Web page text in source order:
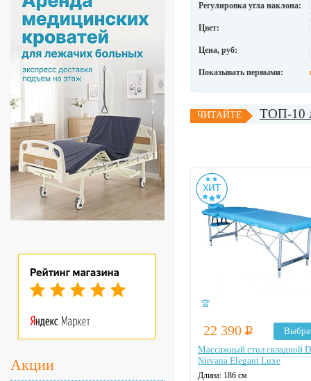
Акции
Регулировка угла наклона:
Цвет:
Цена, руб:
Показывать первыми:
ЧИТАЙТЕ ТОП-10
🏆
22 390 Р
Массажный стол складной
Nirvana Elegant Luxe
Длина: 186 см